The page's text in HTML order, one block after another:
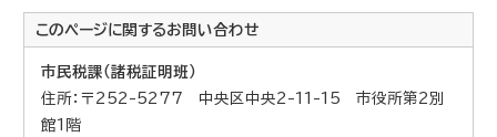
このページに関するお問い合わせ
市民税課（諸税証明班）
住所：〒252-5277 中央区中央2-11-15 市役所第2別
館1階